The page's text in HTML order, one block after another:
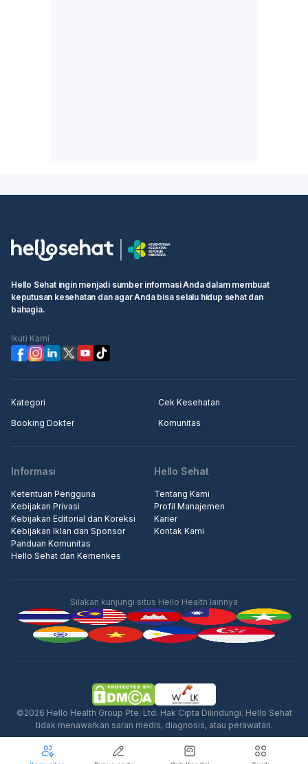
Iklan
Hello Sehat ingin menjadi sumber informasi Anda dalam membuat
keputusan kesehatan dan agar Anda bisa selalu hidup sehat dan
bahagia.
Ikuti Kami
Kategori
Cek Kesehatan
Booking Dokter
Komunitas
Informasi
Ketentuan Pengguna
Kebijakan Privasi
Kebijakan Editorial dan Koreksi
Kebijakan Iklan dan Sponsor
Panduan Komunitas
Hello Sehat dan Kemenkes
Hello Sehat
Tentang Kami
Profil Manajemen
Karier
Kontak Kami
Silakan kunjungi situs Hello Health lainnya
©2026 Hello Health Group Pte. Ltd. Hak Cipta Dilindungi. Hello Sehat
tidak menawarkan saran medis, diagnosis, atau perawatan.